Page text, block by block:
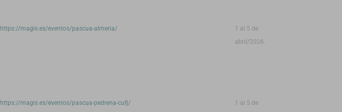
https://magis.es/eventos/pascua-almeria/
1 al 5 de
abril/2026.
https://magis.es/eventos/pascua-pedrena-cufj/
1 al 5 de